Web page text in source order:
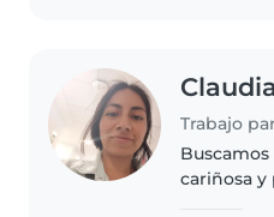
Claudia
Trabajo
cariñosa